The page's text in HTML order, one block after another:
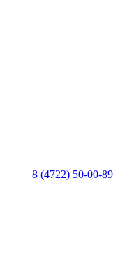
8 (4722) 50-00-89